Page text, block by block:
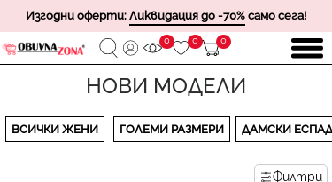
Изгодни оферти: Ликвидация до -70% само сега!
0 0 0
НОВИ МОДЕЛИ
ВСИЧКИ ЖЕНИ ГОЛЕМИ РАЗМЕРИ ДАМСКИ
Филтри